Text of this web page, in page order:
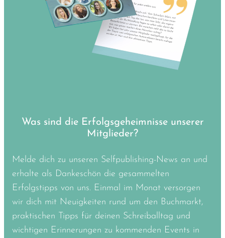
Was sind die Erfolgsgeheimnisse unserer
Mitglieder?
Melde dich zu unseren Selfpublishing-News an und
erhalte als Dankeschön die gesammelten
Erfolgstipps von uns. Einmal im Monat versorgen
wir dich mit Neuigkeiten rund um den Buchmarkt,
praktischen Tipps für deinen Schreiballtag und
wichtigen Erinnerungen zu kommenden Events in